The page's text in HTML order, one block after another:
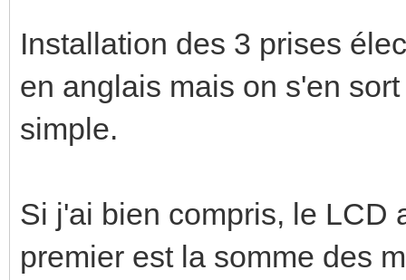
Installation des 3 prises
en anglais mais on s'en
simple.
Si j'ai bien compris, le LCD
premier est la somme des